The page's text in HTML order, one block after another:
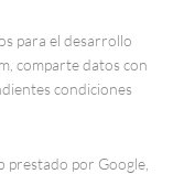
para el desarrollo
comparte datos con
condiciones
prestado por Google,